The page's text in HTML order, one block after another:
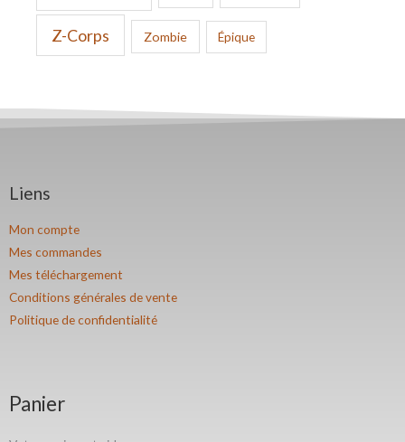
Z-Corps Zombie Épique
Liens
Mon compte
Mes commandes
Mes téléchargement
Conditions générales de vente
Politique de confidentialité
Panier